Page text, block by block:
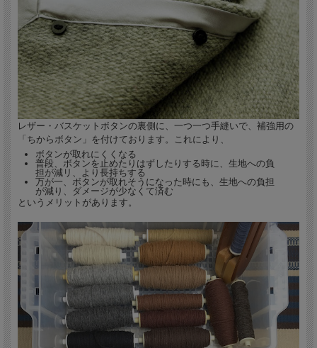
レザー・バスケットボタンの裏側に、一つ一つ手縫いで、補強用の
「ちからボタン」を付けております。これにより、
ボタンが取れにくくなる
普段、ボタンを止めたりはずしたりする時に、生地への負
担が減リ、より長持ちする
万が一、ボタンが取れそうになった時にも、生地への負担
が減り、ダメージが少なくて済む
というメリットがあります。